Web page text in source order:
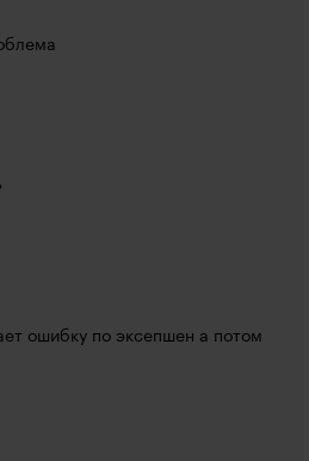
ошибку по эксепшен а потом